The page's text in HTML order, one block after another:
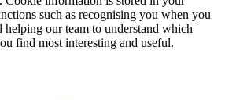
such as recognising you when you
helping our team to understand which
find most interesting and useful.